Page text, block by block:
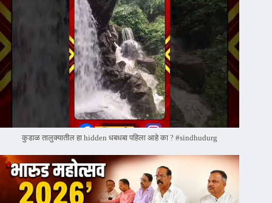
कुडाळ तालुक्यातील हा hidden धबधबा पहिला आहे का ? #sindhudurg